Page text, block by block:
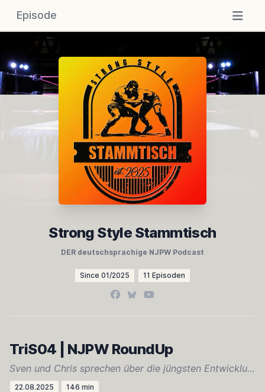
Episode
Strong Style Stammtisch
DER deutschsprachige NJPW Podcast
Since 01/2025 11 Episoden
Facebook
BlueskyYouTube
TriS04 | NJPW RoundUp
Sven und Chris sprechen über die jüngsten Entwicklungen – von Veränderungen im Kader über Storylines bis hin zum Geh1. Dazu gibt’s reichlich HoT und einen Ausblick auf die Liga.
22.08.2025 146 min